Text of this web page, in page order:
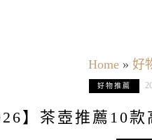
Home» 好
好物推薦
】茶壺推薦10